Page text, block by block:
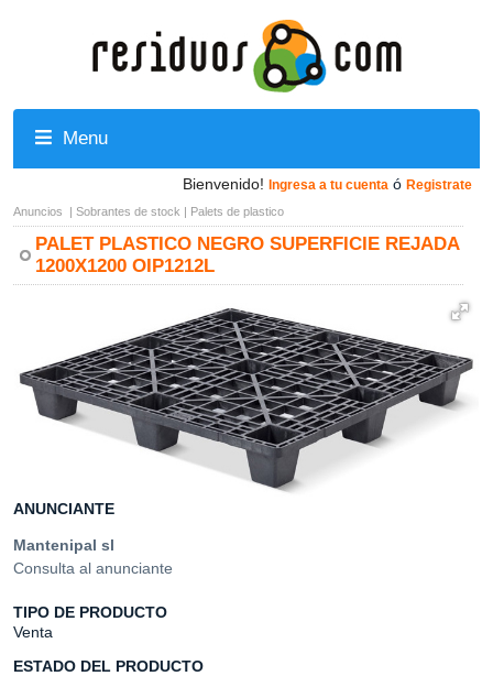
Menu
Bienvenido! Ingresa a tu cuenta ó Registrate
Anuncios | Sobrantes de stock | Palets de plastico
PALET PLASTICO NEGRO SUPERFICIE REJADA
1200X1200 OIP1212L
ANUNCIANTE
Mantenipal sl
Consulta al anunciante
TIPO DE PRODUCTO
Venta
ESTADO DEL PRODUCTO